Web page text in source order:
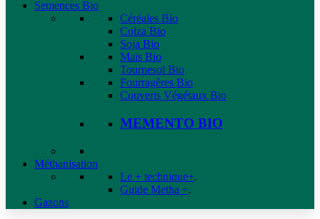
Semences Bio
Céréales Bio
Colza Bio
Soja Bio
Maïs Bio
Tournesol Bio
Fourragères Bio
Couverts Végétaux Bio
MEMENTO BIO
Méthanisation
Le + technique+.
Guide Metha +.
Gazons